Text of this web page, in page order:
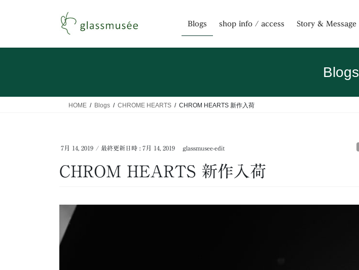
Blogs shop info / access Story & Message
Blogs
HOME Blogs CHROME HEARTS CHROM HEARTS 新作入荷
7月 14, 2019 / 最終更新日時 : 7月 14, 2019 glassmusee-edit
CHROM HEARTS 新作入荷